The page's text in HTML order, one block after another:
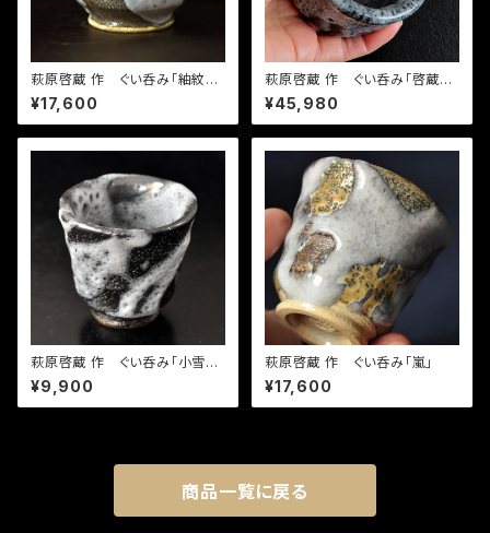
萩原啓蔵 作 ぐい呑み「紬紋
釉」
¥17,600
萩原啓蔵 作 ぐい呑み「啓蔵虫
喰い」
¥45,980
萩原啓蔵 作 ぐい呑み「小雪釉
(虫喰い)」
¥9,900
萩原啓蔵 作 ぐい呑み「嵐」
¥17,600
商品一覧に戻る